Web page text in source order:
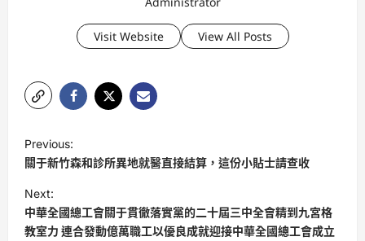
Visit Website View All Posts
o
s
t
n
Previous:
關于新竹森和診所異地就醫直接結算，這份小貼士請查收
Next:
中華全國總工會關于貫徹落實黨的二十屆三中全會精到九宮格
教室力 連合發動億萬職工以優良成就迎接中華全國總工會成立